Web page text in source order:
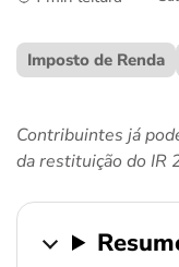
Imposto de Renda
Contribuintes já
da restituição do IR